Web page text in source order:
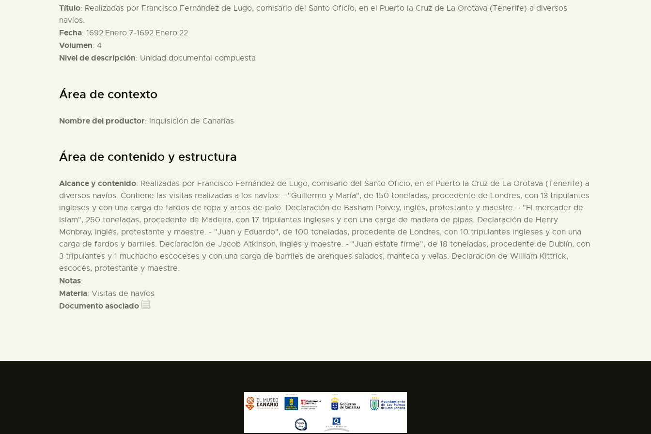
Título: Realizadas por Francisco Fernández de Lugo, comisario del Santo Oficio, en el Puerto la Cruz de La Orotava (Tenerife) a diversos
navíos.
Fecha: 1692.Enero.7-1692.Enero.22
Volumen: 4
Nivel de descripción: Unidad documental compuesta
Área de contexto
Nombre del productor: Inquisición de Canarias
Área de contenido y estructura
Alcance y contenido: Realizadas por Francisco Fernández de Lugo, comisario del Santo Oficio, en el Puerto la Cruz de La Orotava (Tenerife) a
diversos navíos. Contiene las visitas realizadas a los navíos: - "Guillermo y María", de 150 toneladas, procedente de Londres, con 13 tripulantes
ingleses y con una carga de fardos de ropa y arcos de palo. Declaración de Basham Poivey, inglés, protestante y maestre. - "El mercader de
Islam", 250 toneladas, procedente de Madeira, con 17 tripulantes ingleses y con una carga de madera de pipas. Declaración de Henry
Monbray, inglés, protestante y maestre. - "Juan y Eduardo", de 100 toneladas, procedente de Londres, con 10 tripulantes ingleses y con una
carga de fardos y barriles. Declaración de Jacob Atkinson, inglés y maestre. - "Juan estate firme", de 18 toneladas, procedente de Dublín, con
3 tripulantes y 1 muchacho escoceses y con una carga de barriles de arenques salados, manteca y velas. Declaración de William Kittrick,
escocés, protestante y maestre.
Notas:
Materia: Visitas de navíos
Documento asociado